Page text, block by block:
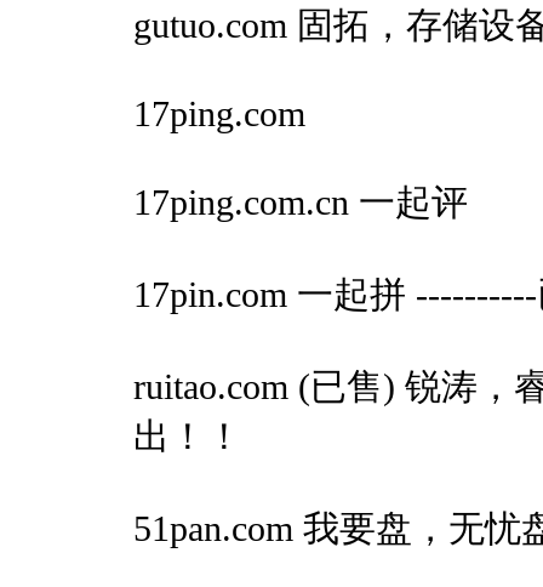
gutuo.com 固拓，存储设
17ping.com
17ping.com.cn 一起评
17pin.com 一起拼
ruitao.com (已售) 锐涛，
出！！
51pan.com 我要盘，无